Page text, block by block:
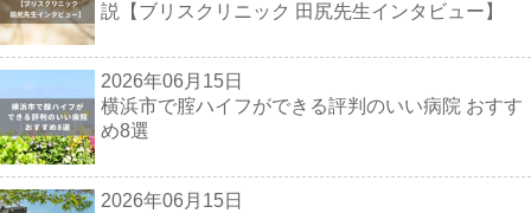
説【ブリスクリニック 田尻先生インタビュー】
2026年06月15日
横浜市で腟ハイフができる評判のいい病院 おすす
め8選
2026年06月15日